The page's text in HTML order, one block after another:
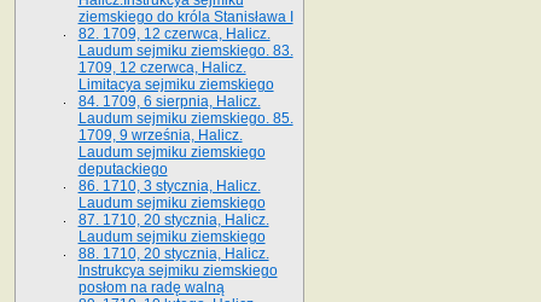
ziemskiego do króla Stanisława I
82. 1709, 12 czerwca, Halicz.
Laudum sejmiku ziemskiego. 83.
1709, 12 czerwca, Halicz.
Limitacya sejmiku ziemskiego
84. 1709, 6 sierpnia, Halicz.
Laudum sejmiku ziemskiego. 85.
1709, 9 września, Halicz.
Laudum sejmiku ziemskiego
deputackiego
86. 1710, 3 stycznia, Halicz.
Laudum sejmiku ziemskiego
87. 1710, 20 stycznia, Halicz.
Laudum sejmiku ziemskiego
88. 1710, 20 stycznia, Halicz.
Instrukcya sejmiku ziemskiego
posłom na radę walną